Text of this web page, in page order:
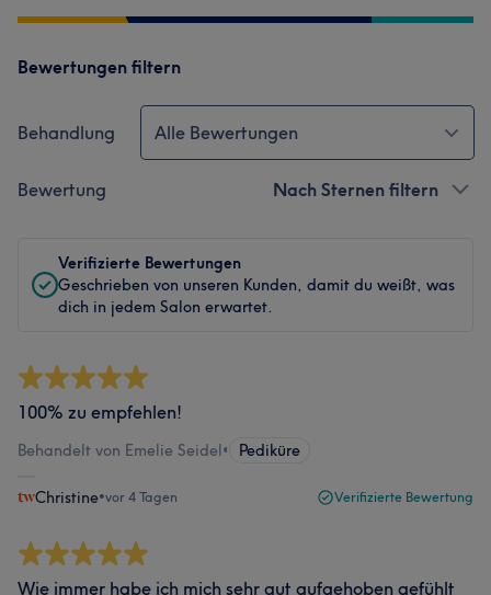
Bewertungen filtern
Behandlung Alle Bewertungen
Bewertung Nach Sternen filtern
Verifizierte Bewertungen
Geschrieben von unseren Kunden, damit du weißt, was
dich in jedem Salon erwartet.
100% zu empfehlen!
Behandelt von Emelie Seidel• Pediküre
Christine•vor 4 Tagen Verifizierte Bewertung
Wie immer habe ich mich sehr gut aufgehoben gefühlt